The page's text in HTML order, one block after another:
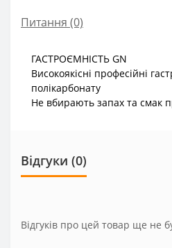
Питання (0)
ГАСТРОЄМНІСТЬ GN
Високоякісні професійні
полікарбонату
Не вбирають запах та смак
Відгуки (0)
Відгуків про цей товар ще не